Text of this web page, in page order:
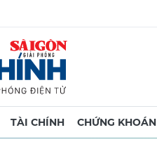
TÀI CHÍNH CHỨNG KHOÁN